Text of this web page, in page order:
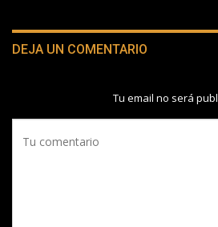
DEJA UN COMENTARIO
Tu email no será